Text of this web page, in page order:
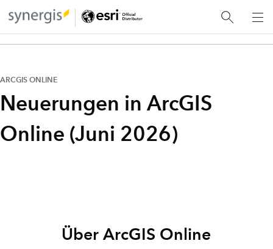
ARCGIS ONLINE
Neuerungen in ArcGIS
Online (Juni 2026)
Über ArcGIS Online